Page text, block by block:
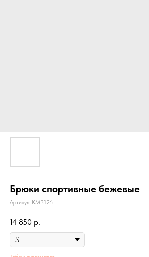
Брюки спортивные бежевые
Артикул: KM3126
14 850 р.